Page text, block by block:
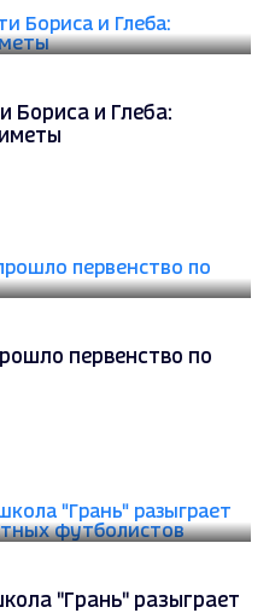
Бориса и Глеба:
первенство по
"Грань" разыграет